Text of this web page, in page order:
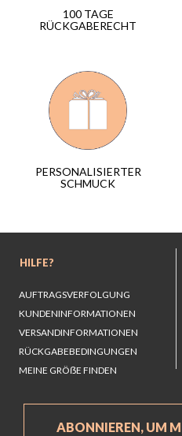
100 TAGE
RÜCKGABERECHT
PERSONALISIERTER
SCHMUCK
HILFE?
AUFTRAGSVERFOLGUNG
KUNDENINFORMATIONEN
VERSANDINFORMATIONEN
RÜCKGABEBEDINGUNGEN
MEINE GRÖẞE FINDEN
ABONNIEREN, UM